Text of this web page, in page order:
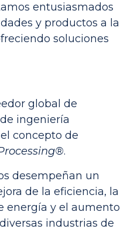
entusiasmados
y productos a la
soluciones
global de
ingeniería
concepto de
.
desempeñan un
de la eficiencia, la
energía y el aumento
industrias de